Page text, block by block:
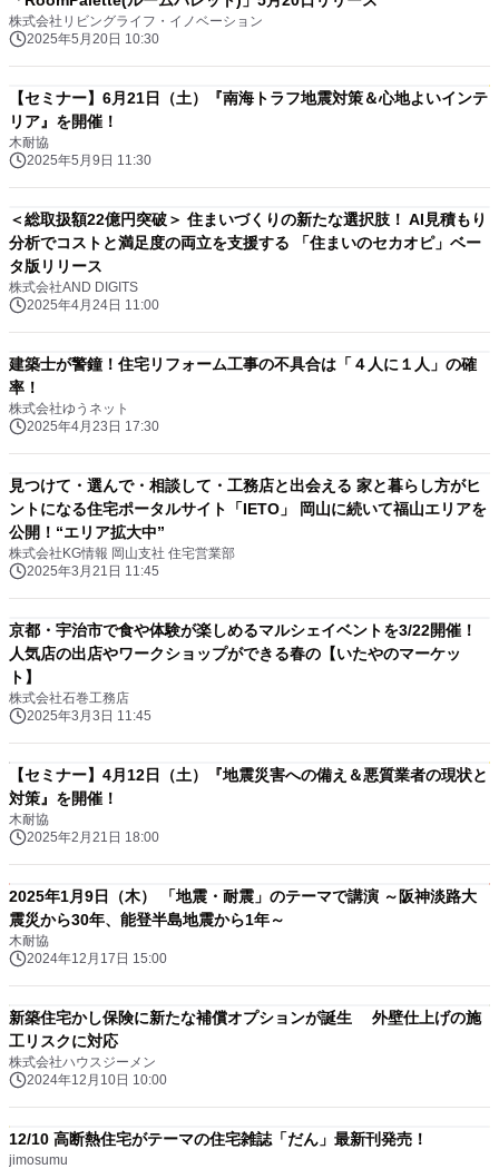
株式会社リビングライフ・イノベーション
2025年5月20日 10:30
【セミナー】6月21日（土）『南海トラフ地震対策＆心地よいインテ
リア』を開催！
木耐協
2025年5月9日 11:30
＜総取扱額22億円突破＞ 住まいづくりの新たな選択肢！ AI見積もり
分析でコストと満足度の両立を支援する 「住まいのセカオピ」ベー
タ版リリース
株式会社AND DIGITS
2025年4月24日 11:00
建築士が警鐘！住宅リフォーム工事の不具合は「４人に１人」の確
率！
株式会社ゆうネット
2025年4月23日 17:30
見つけて・選んで・相談して・工務店と出会える 家と暮らし方がヒ
ントになる住宅ポータルサイト「IETO」 岡山に続いて福山エリアを
公開！“エリア拡大中”
株式会社KG情報 岡山支社 住宅営業部
2025年3月21日 11:45
京都・宇治市で食や体験が楽しめるマルシェイベントを3/22開催！
人気店の出店やワークショップができる春の【いたやのマーケッ
ト】
株式会社石巻工務店
2025年3月3日 11:45
【セミナー】4月12日（土）『地震災害への備え＆悪質業者の現状と
対策』を開催！
木耐協
2025年2月21日 18:00
2025年1月9日（木） 「地震・耐震」のテーマで講演 ～阪神淡路大
震災から30年、能登半島地震から1年～
木耐協
2024年12月17日 15:00
新築住宅かし保険に新たな補償オプションが誕生 外壁仕上げの施
工リスクに対応
株式会社ハウスジーメン
2024年12月10日 10:00
12/10 高断熱住宅がテーマの住宅雑誌「だん」最新刊発売！
jimosumu